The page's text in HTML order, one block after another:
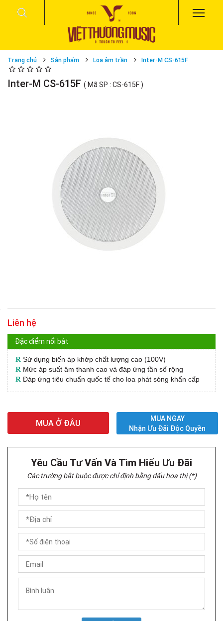
Trang chủ Sản phẩm Loa âm trần Inter-M CS-615F
Inter-M CS-615F ( Mã SP : CS-615F )
Liên hệ
Đặc điểm nổi bật
R Sử dụng biến áp khớp chất lượng cao (100V)
R Mức áp suất âm thanh cao và đáp ứng tần số rộng
R Đáp ứng tiêu chuẩn quốc tế cho loa phát sóng khẩn cấp
MUA Ở ĐÂU
MUA NGAY
Nhận Ưu Đãi Độc Quyền
Yêu Cầu Tư Vấn Và Tìm Hiểu Ưu Đãi
Các trường bắt buộc được chỉ định bằng dấu hoa thị (*)